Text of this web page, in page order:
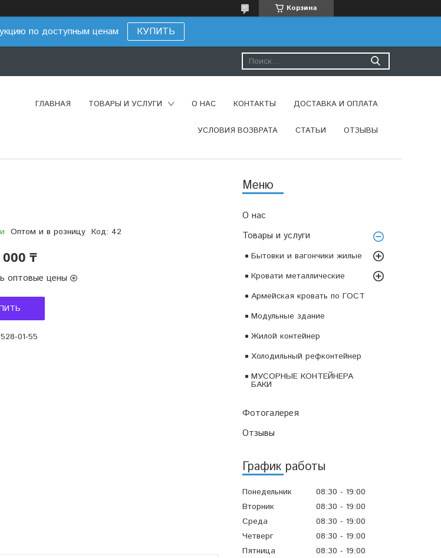
Корзина
по доступным ценам КУПИТЬ
ГЛАВНАЯ ТОВАРЫ И УСЛУГИ О НАС КОНТАКТЫ ДОСТАВКА И ОПЛАТА
УСЛОВИЯ ВОЗВРАТА СТАТЬИ ОТЗЫВЫ
О нас
Товары и услуги
Бытовки и вагончики жилые
Кровати металлические
Армейская кровать по ГОСТ
Модульные здание
Жилой контейнер
Холодильный рефконтейнер
МУСОРНЫЕ КОНТЕЙНЕРА
БАКИ
Фотогалерея
Отзывы
График работы
Понедельник 08:30
19:00
Вторник
08:30
19:00
Среда
08:30
19:00
Четверг
08:30
19:00
Пятница
08:30
19:00
Оптом и в розницу Код: 42
₸
оптовые цены
01-55